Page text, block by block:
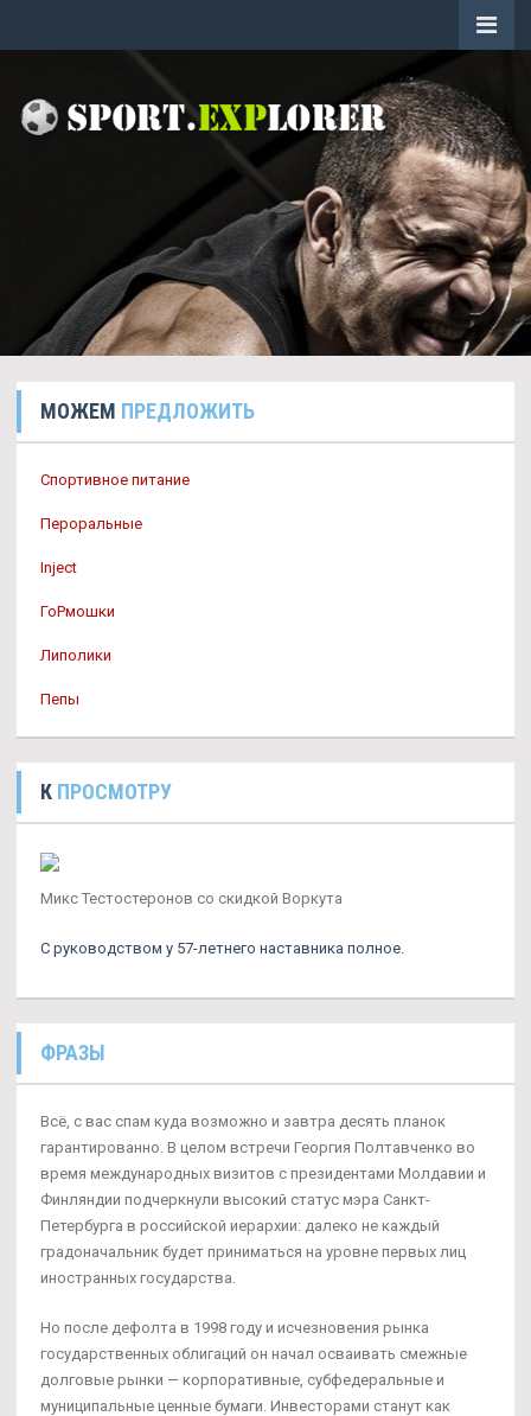
МОЖЕМ ПРЕДЛОЖИТЬ
Спортивное питание
Пероральные
Inject
ГоРмошки
Липолики
Пепы
К ПРОСМОТРУ
Микс Тестостеронов со скидкой Воркута
С руководством у 57-летнего наставника полное.
ФРАЗЫ
Всё, с вас спам куда возможно и завтра десять планок
гарантированно. В целом встречи Георгия Полтавченко во
время международных визитов с президентами Молдавии и
Финляндии подчеркнули высокий статус мэра Санкт-
Петербурга в российской иерархии: далеко не каждый
градоначальник будет приниматься на уровне первых лиц
иностранных государства.
Но после дефолта в 1998 году и исчезновения рынка
государственных облигаций он начал осваивать смежные
долговые рынки — корпоративные, субфедеральные и
муниципальные ценные бумаги. Инвесторами станут как